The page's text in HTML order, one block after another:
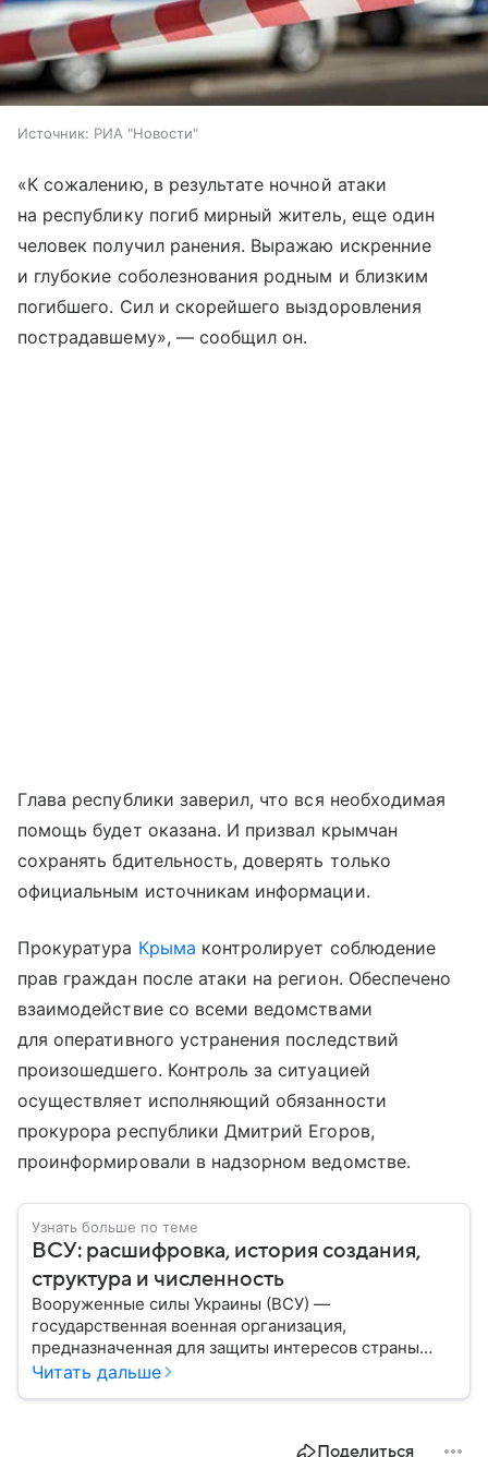
Источник: РИА "Новости"
«К сожалению, в результате ночной атаки
на республику погиб мирный житель, еще один
человек получил ранения. Выражаю искренние
и глубокие соболезнования родным и близким
погибшего. Сил и скорейшего выздоровления
пострадавшему», — сообщил он.
Глава республики заверил, что вся необходимая
помощь будет оказана. И призвал крымчан
сохранять бдительность, доверять только
официальным источникам информации.
Прокуратура Крыма контролирует соблюдение
прав граждан после атаки на регион. Обеспечено
взаимодействие со всеми ведомствами
для оперативного устранения последствий
произошедшего. Контроль за ситуацией
осуществляет исполняющий обязанности
прокурора республики Дмитрий Егоров,
проинформировали в надзорном ведомстве.
Узнать больше по теме
ВСУ: расшифровка, история создания,
структура и численность
Вооруженные силы Украины (ВСУ) —
государственная военная организация,
предназначенная для защиты интересов страны
военным путем. Была создана после
Читать дальше
Поделиться